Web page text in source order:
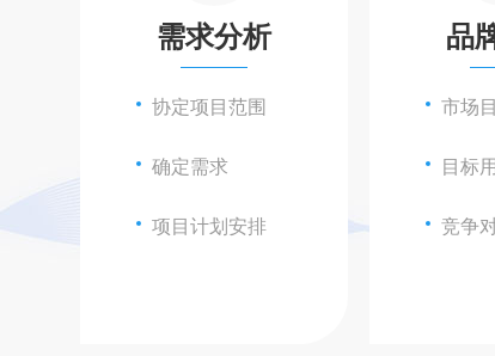
需求分析
协定项目范围
确定需求
项目计划安排
品
市场
目标
竞争